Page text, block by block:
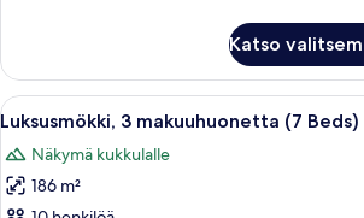
Katso
Avaa
kaikki
huonetyypin
Luksusmökki,
10
Luksusmökki, 3 makuuhuonetta (7 Beds)
Näkymä kukkulalle
186 m²